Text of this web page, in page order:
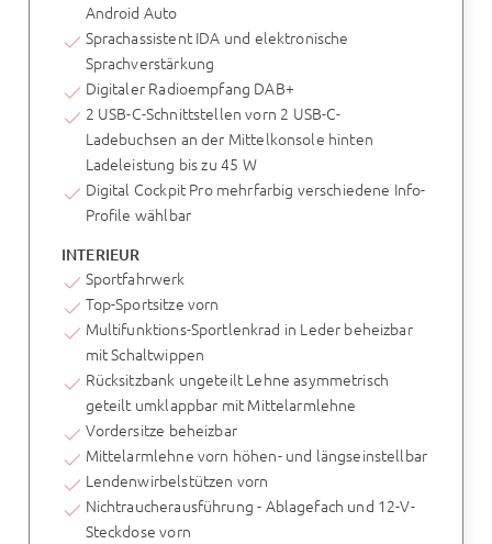
Android Auto
Sprachassistent IDA und elektronische
Sprachverstärkung
Digitaler Radioempfang DAB+
2 USB-C-Schnittstellen vorn 2 USB-C-
Ladebuchsen an der Mittelkonsole hinten
Ladeleistung bis zu 45 W
Digital Cockpit Pro mehrfarbig verschiedene Info-
Profile wählbar
INTERIEUR
Sportfahrwerk
Top-Sportsitze vorn
Multifunktions-Sportlenkrad in Leder beheizbar
mit Schaltwippen
Rücksitzbank ungeteilt Lehne asymmetrisch
geteilt umklappbar mit Mittelarmlehne
Vordersitze beheizbar
Mittelarmlehne vorn höhen- und längseinstellbar
Lendenwirbelstützen vorn
Nichtraucherausführung - Ablagefach und 12-V-
Steckdose vorn